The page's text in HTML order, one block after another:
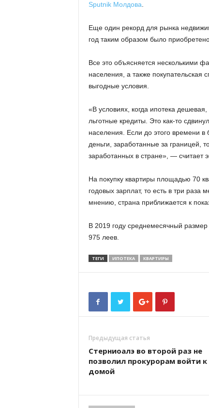
Sputnik Молдова
Еще один рекорд для рынка
год таким образом было
Все это объясняется несколькими
населения, а также покупательская
выгодные условия.
«В условиях, когда ипотека
льготные кредиты. Это как-то
населения. Если до этого времени
деньги, заработанные за границей,
заработанных в стране», — считает
На покупку квартиры площадью 70
годовых зарплат, то есть в три раза
мнению, страна приближается к
В 2019 году среднемесячный
975 леев.
ТЕГИ ИПОТЕКА КВАРТИРЫ
Предыдущая статья
Стерниоалэ во второй раз не
позволил прокурорам войти к
домой